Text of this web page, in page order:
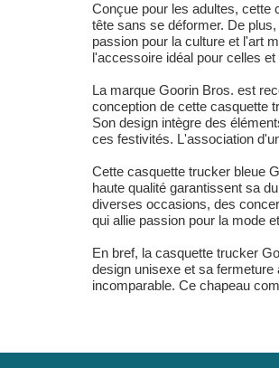
Conçue pour les adultes, cette
tête sans se déformer. De
passion pour la culture et l'art
l'accessoire idéal pour celles
La marque Goorin Bros. est
conception de cette casquette
Son design intègre des
ces festivités. L'association
Cette casquette trucker bleue
haute qualité garantissent sa
diverses occasions, des
qui allie passion pour la mode
En bref, la casquette trucker
design unisexe et sa
incomparable. Ce chapeau